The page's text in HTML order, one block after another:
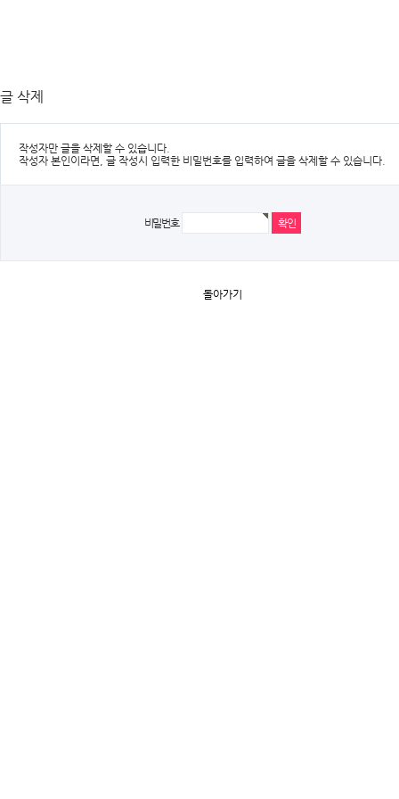
글 삭제
작성자만 글을 삭제할 수 있습니다.
작성자 본인이라면, 글 작성시 입력한 비밀번호를 입력하여 글을 삭제할 수 있습니다.
비밀번호
돌아가기